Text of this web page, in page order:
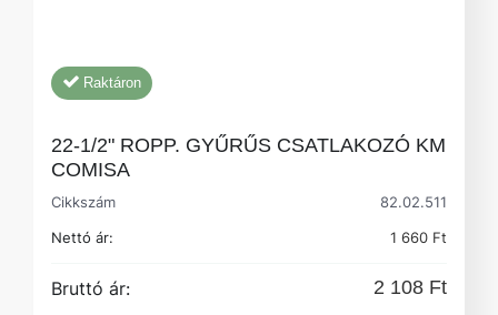
Raktáron
22-1/2" ROPP. GYŰRŰS CSATLAKOZÓ KM
COMISA
Cikkszám
82.02.511
Nettó ár:
1 660 Ft
Bruttó ár: 2 108 Ft